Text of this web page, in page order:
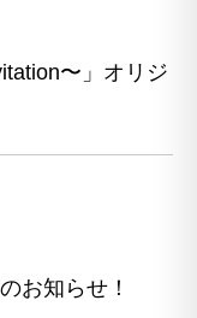
〜」オリジ
お知らせ！